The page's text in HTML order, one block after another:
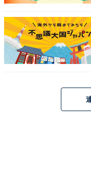
ンスターも大好き。
瞬でなくなってしま
ライター（